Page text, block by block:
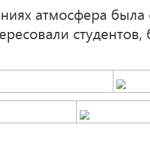
атмосфера